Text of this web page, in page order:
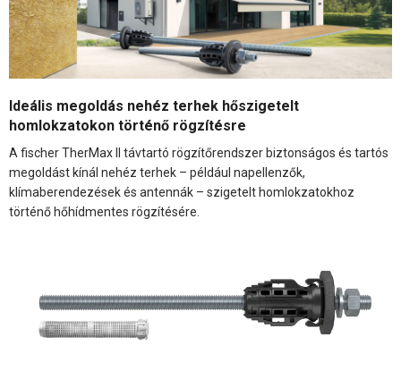
Ideális megoldás nehéz terhek hőszigetelt
homlokzatokon történő rögzítésre
A fischer TherMax II távtartó rögzítőrendszer biztonságos és tartós
megoldást kínál nehéz terhek – például napellenzők,
klímaberendezések és antennák – szigetelt homlokzatokhoz
történő hőhídmentes rögzítésére.